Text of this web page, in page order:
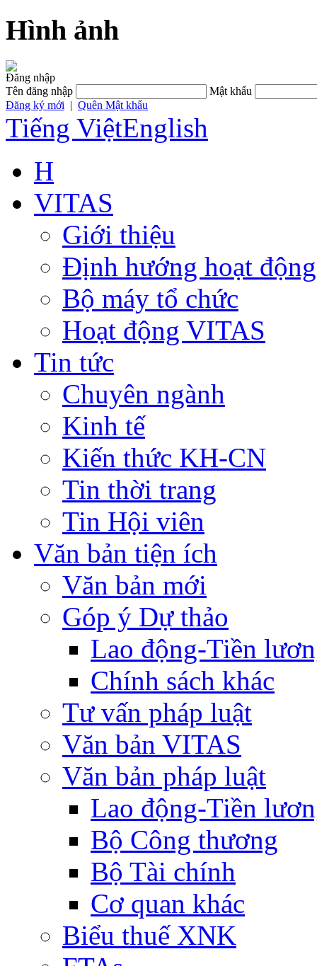
Hình ảnh
Đăng nhập
Tên đăng nhập
Mật khẩu
Đăng ký mới | Quên Mật khẩu
Tiếng ViệtEnglish
H
VITAS
Giới thiệu
Định hướng hoạt động
Bộ máy tổ chức
Hoạt động VITAS
Tin tức
Chuyên ngành
Kinh tế
Kiến thức KH-CN
Tin thời trang
Tin Hội viên
Văn bản tiện ích
Văn bản mới
Góp ý Dự thảo
Lao động-Tiền
Chính sách khác
Tư vấn pháp luật
Văn bản VITAS
Văn bản pháp luật
Lao động-Tiền
Bộ Công thương
Bộ Tài chính
Cơ quan khác
Biểu thuế XNK